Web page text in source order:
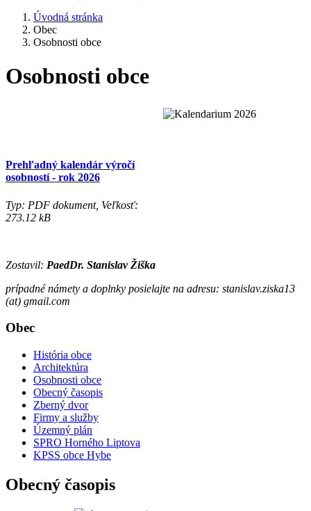
Úvodná stránka
Obec
Osobnosti obce
Osobnosti obce
Prehľadný kalendár výročí
osobností - rok 2026
Typ: PDF dokument, Veľkosť:
273.12 kB
Zostavil: PaedDr. Stanislav Žiška
prípadné námety a doplnky posielajte na adresu: stanislav.ziska13
(at) gmail.com
Obec
História obce
Architektúra
Osobnosti obce
Obecný časopis
Zberný dvor
Firmy a služby
Územný plán
SPRO Horného Liptova
KPSS obce Hybe
Obecný časopis